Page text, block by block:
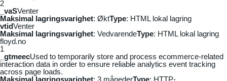
2
_vaSVenter
Maksimal lagringsvarighet: ØktType: HTML lokal lagring
vtidVenter
Maksimal lagringsvarighet: VedvarendeType: HTML lokal lagring
floyd.no
1
_gtmeecUsed to temporarily store and process ecommerce-related
interaction data in order to ensure reliable analytics event tracking
across page loads.
Maksimal lagringsvarighet: 3 månederType: HTTP-